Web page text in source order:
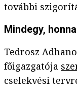
további
Mindegy,
Tedrosz
főigazgatója
cselekvési